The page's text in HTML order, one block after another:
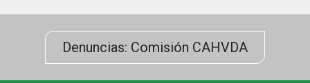
Denuncias: Comisión CAHVDA